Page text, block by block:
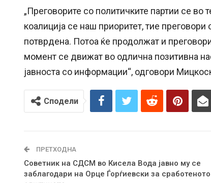
„Преговорите со политичките партии се
коалиција се наш приоритет, тие
потврдена. Потоа ќе продолжат и
момент се движат во одлична позитивна
јавноста со информации“, одговори
Сподели
ПРЕТХОДНА
Советник на СДСМ во Кисела Вода јавно му се
заблагодари на Орце Ѓорѓиевски за